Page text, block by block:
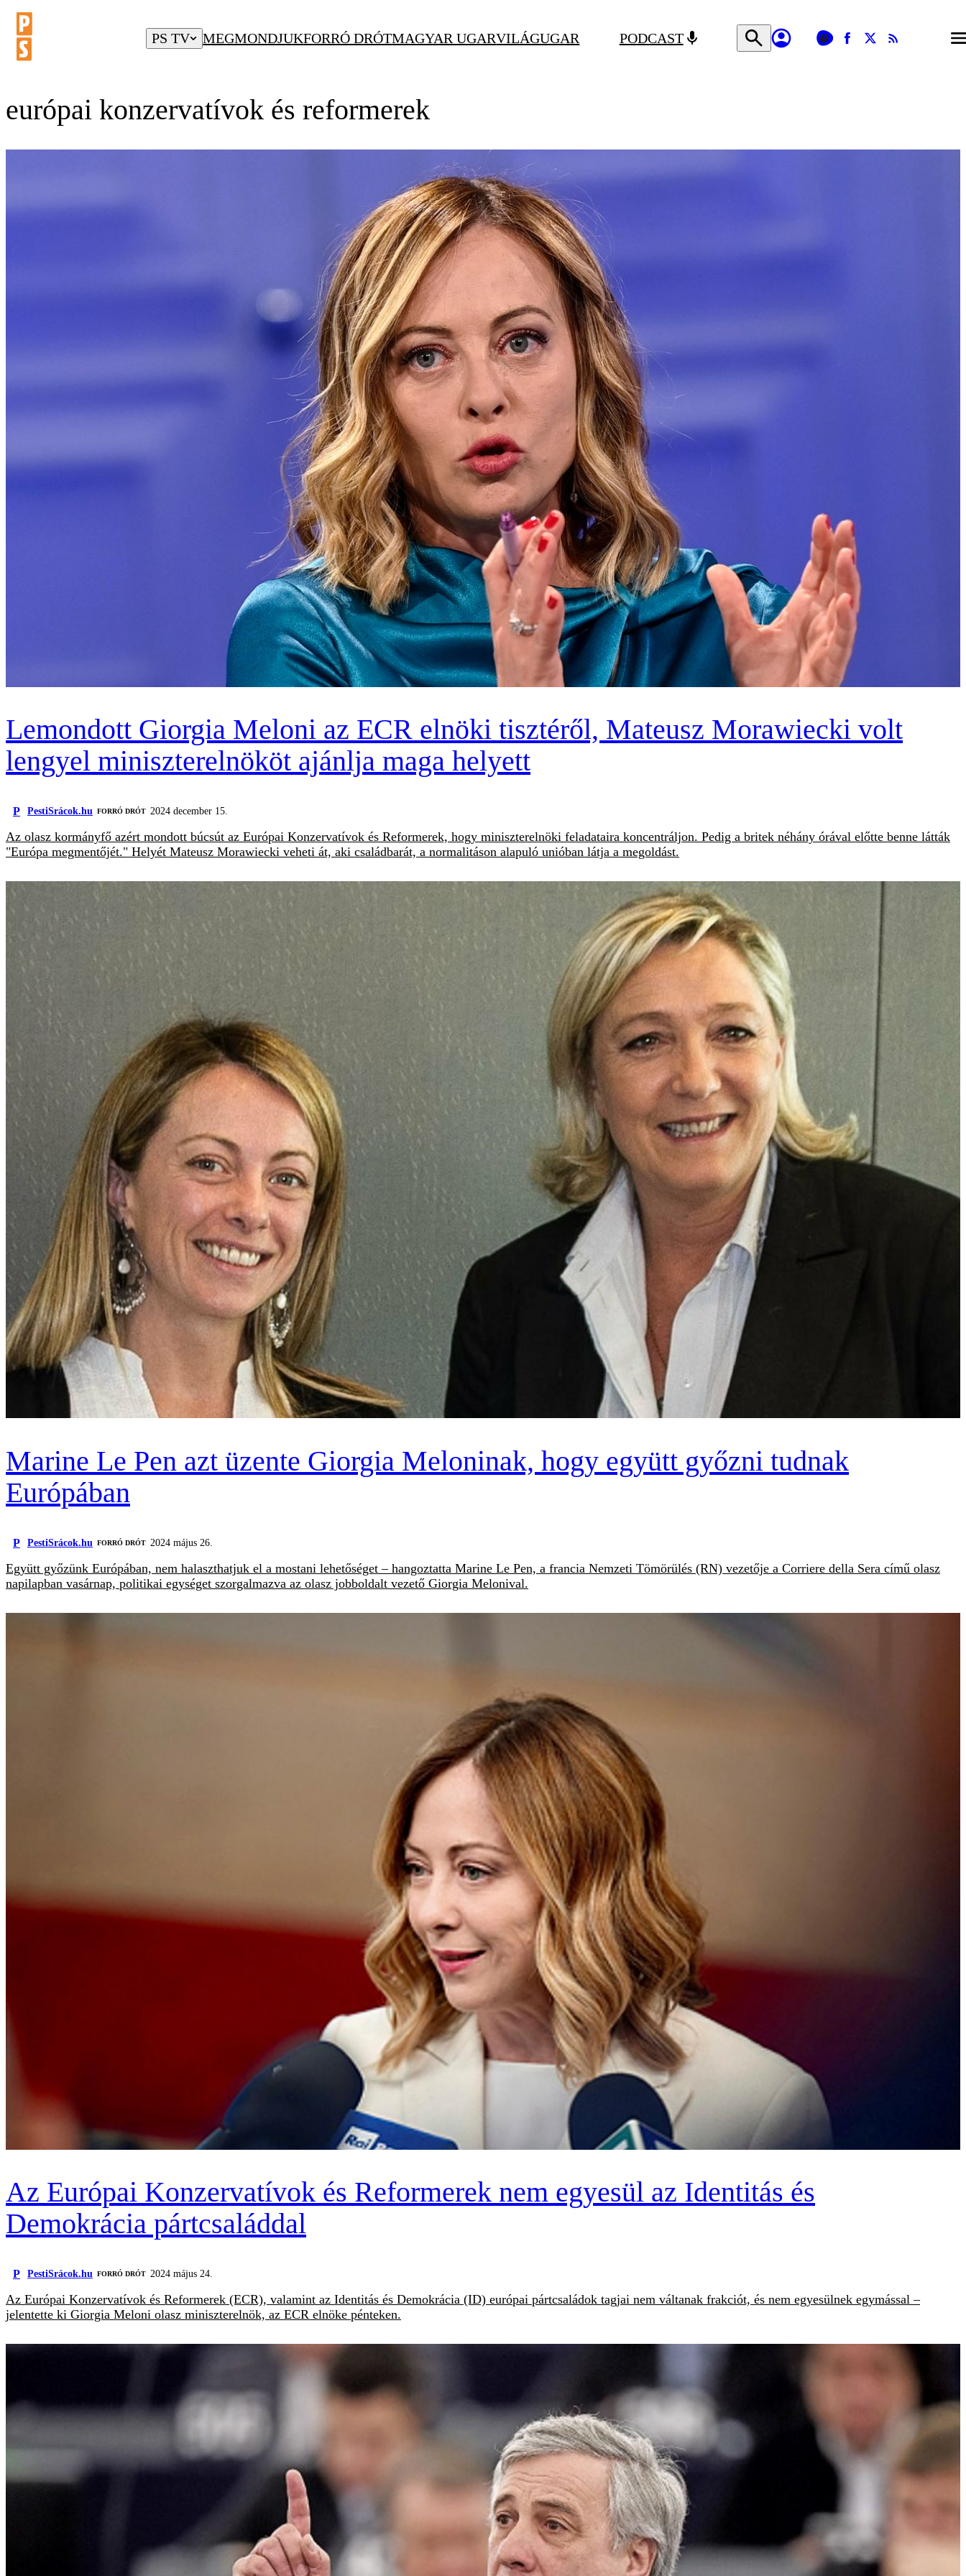
PS TV MEGMONDJUKFORRÓ DRÓTMAGYAR UGARVILÁGUGAR PODCAST
európai konzervatívok és reformerek
Lemondott Giorgia Meloni az ECR elnöki tisztéről, Mateusz Morawiecki volt
lengyel miniszterelnököt ajánlja maga helyett
P PestiSrácok.hu FORRÓ DRÓT 2024 december 15.
Az olasz kormányfő azért mondott búcsút az Európai Konzervatívok és Reformerek, hogy miniszterelnöki feladataira koncentráljon. Pedig a britek néhány órával előtte benne látták
"Európa megmentőjét." Helyét Mateusz Morawiecki veheti át, aki családbarát, a normalitáson alapuló unióban látja a megoldást.
Marine Le Pen azt üzente Giorgia Meloninak, hogy együtt győzni tudnak
Európában
P PestiSrácok.hu FORRÓ DRÓT 2024 május 26.
Együtt győzünk Európában, nem halaszthatjuk el a mostani lehetőséget – hangoztatta Marine Le Pen, a francia Nemzeti Tömörülés (RN) vezetője a Corriere della Sera című olasz
napilapban vasárnap, politikai egységet szorgalmazva az olasz jobboldalt vezető Giorgia Melonival.
Az Európai Konzervatívok és Reformerek nem egyesül az Identitás és
Demokrácia pártcsaláddal
P PestiSrácok.hu FORRÓ DRÓT 2024 május 24.
Az Európai Konzervatívok és Reformerek (ECR), valamint az Identitás és Demokrácia (ID) európai pártcsaládok tagjai nem váltanak frakciót, és nem egyesülnek egymással –
jelentette ki Giorgia Meloni olasz miniszterelnök, az ECR elnöke pénteken.